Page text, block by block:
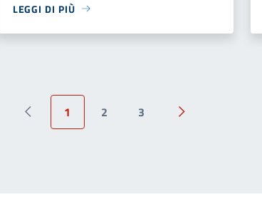
LEGGI DI PIÙ
Pagina precedente
1 2 3
Pagina successiva